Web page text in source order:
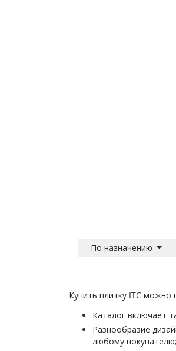
По назначению
Купить плитку ITC
Каталог включает
Разнообразие
любому покупателю;